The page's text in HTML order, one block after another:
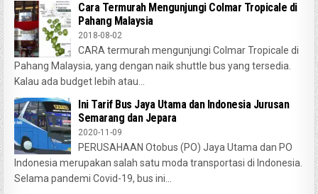
Cara Termurah Mengunjungi Colmar Tropicale di
Pahang Malaysia
2018-08-02
CARA termurah mengunjungi Colmar Tropicale di
Pahang Malaysia, yang dengan naik shuttle bus yang tersedia.
Kalau ada budget lebih atau...
Ini Tarif Bus Jaya Utama dan Indonesia Jurusan
Semarang dan Jepara
2020-11-09
PERUSAHAAN Otobus (PO) Jaya Utama dan PO
Indonesia merupakan salah satu moda transportasi di Indonesia.
Selama pandemi Covid-19, bus ini...